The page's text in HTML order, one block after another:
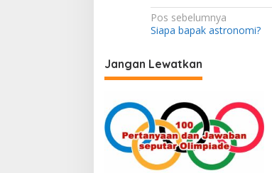
h
i
d
a
n
N
a
v
i
a
s
i
Pos sebelumnya
Siapa bapak astronomi?
Jangan Lewatkan